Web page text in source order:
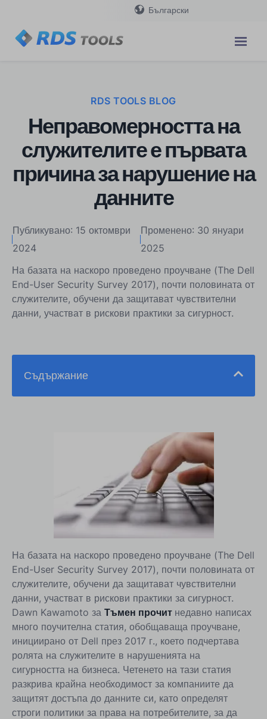
Български
RDS TOOLS BLOG
Неправомерността на
служителите е първата
причина за нарушение на
данните
Публикувано: 15 октомври
2024
Променено: 30 януари
2025
На базата на наскоро проведено проучване (The Dell
End-User Security Survey 2017), почти половината от
служителите, обучени да защитават чувствителни
данни, участват в рискови практики за сигурност.
Съдържание
На базата на наскоро проведено проучване (The Dell
End-User Security Survey 2017), почти половината от
служителите, обучени да защитават чувствителни
данни, участват в рискови практики за сигурност.
Dawn Kawamoto за Тъмен прочит недавно написах
много поучителна статия, обобщаваща проучване,
инициирано от Dell през 2017 г., което подчертава
ролята на служителите в нарушенията на
сигурността на бизнеса. Четенето на тази статия
разкрива крайна необходимост за компаниите да
защитят достъпа до данните си, като определят
строги политики за права на потребителите, за да